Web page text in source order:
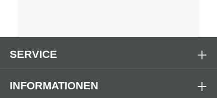
SERVICE
INFORMATIONEN